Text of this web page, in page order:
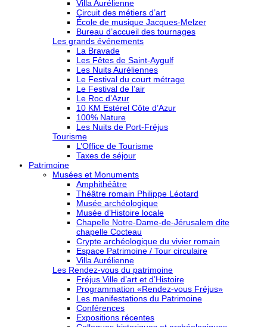
Villa Aurélienne
Circuit des métiers d’art
École de musique Jacques-Melzer
Bureau d’accueil des tournages
Les grands événements
La Bravade
Les Fêtes de Saint-Aygulf
Les Nuits Auréliennes
Le Festival du court métrage
Le Festival de l’air
Le Roc d’Azur
10 KM Estérel Côte d’Azur
100% Nature
Les Nuits de Port-Fréjus
Tourisme
L’Office de Tourisme
Taxes de séjour
Patrimoine
Musées et Monuments
Amphithéâtre
Théâtre romain Philippe Léotard
Musée archéologique
Musée d’Histoire locale
Chapelle Notre-Dame-de-Jérusalem dite
chapelle Cocteau
Crypte archéologique du vivier romain
Espace Patrimoine / Tour circulaire
Villa Aurélienne
Les Rendez-vous du patrimoine
Fréjus Ville d’art et d’Histoire
Programmation «Rendez-vous Fréjus»
Les manifestations du Patrimoine
Conférences
Expositions récentes